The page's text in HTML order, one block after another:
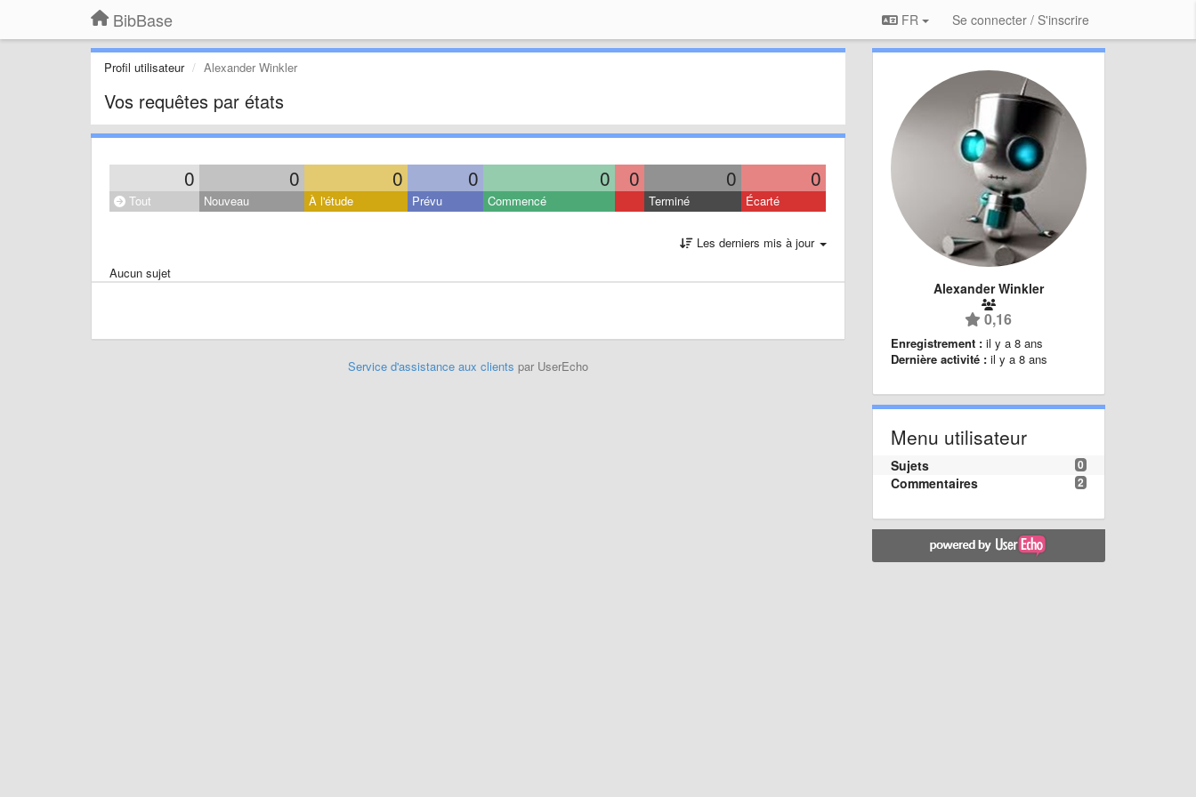
BibBase FR Se connecter / S'inscrire
Profil utilisateur Alexander Winkler
Vos requêtes par états
0 0 0 0 0 0 0 0
Tout Nouveau À l'étude Prévu Commencé Terminé Écarté
Les derniers mis à jour
Aucun sujet
Service d'assistance aux clients par UserEcho
Alexander Winkler
0,16
Enregistrement : il y a 8 ans
Dernière activité : il y a 8 ans
Menu utilisateur
0
Sujets
2
Commentaires